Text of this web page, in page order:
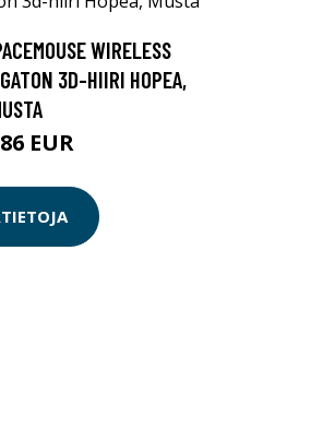
WIRELESS
3D-HIIRI HOPEA,
EUR